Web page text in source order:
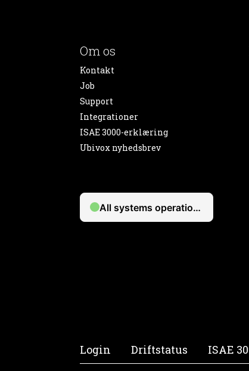
Om os
Kontakt
Job
Support
Integrationer
ISAE 3000-erklæring
Ubivox nyhedsbrev
Login Driftstatus ISAE